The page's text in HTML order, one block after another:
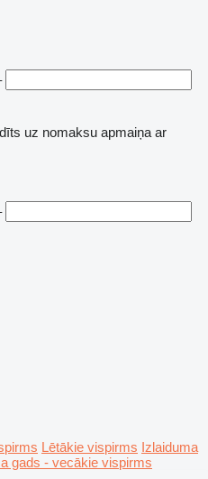
uz nomaksu apmaiņa ar
Lētākie vispirms Izlaiduma
gads - vecākie vispirms